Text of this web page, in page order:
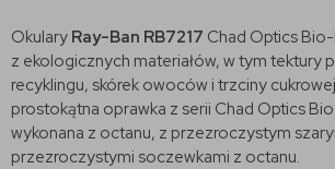
Okulary Ray-Ban RB7217 Chad Optics
z ekologicznych materiałów, w tym tektury
recyklingu, skórek owoców i trzciny
prostokątna oprawka z serii Chad Optics
wykonana z octanu, z przezroczystym
przezroczystymi soczewkami z octanu.